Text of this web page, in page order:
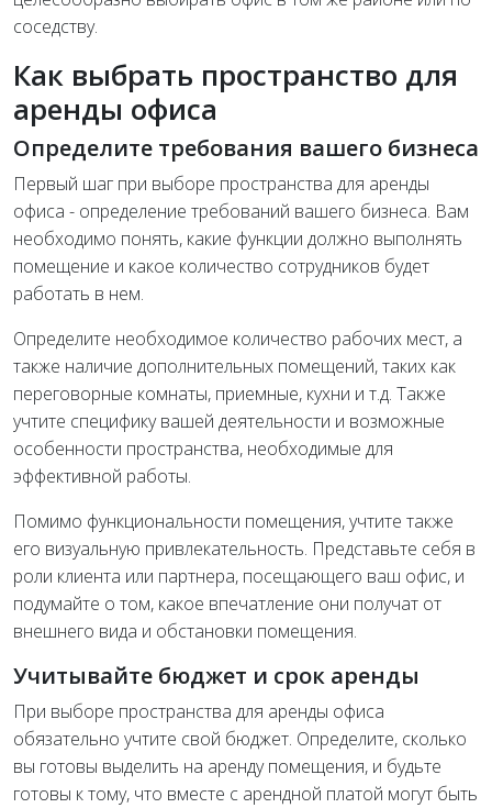
соседству.
Как выбрать пространство для
аренды офиса
Определите требования вашего бизнеса
Первый шаг при выборе пространства для аренды
офиса - определение требований вашего бизнеса. Вам
необходимо понять, какие функции должно выполнять
помещение и какое количество сотрудников будет
работать в нем.
Определите необходимое количество рабочих мест, а
также наличие дополнительных помещений, таких как
переговорные комнаты, приемные, кухни и т.д. Также
учтите специфику вашей деятельности и возможные
особенности пространства, необходимые для
эффективной работы.
Помимо функциональности помещения, учтите также
его визуальную привлекательность. Представьте себя в
роли клиента или партнера, посещающего ваш офис, и
подумайте о том, какое впечатление они получат от
внешнего вида и обстановки помещения.
Учитывайте бюджет и срок аренды
При выборе пространства для аренды офиса
обязательно учтите свой бюджет. Определите, сколько
вы готовы выделить на аренду помещения, и будьте
готовы к тому, что вместе с арендной платой могут быть